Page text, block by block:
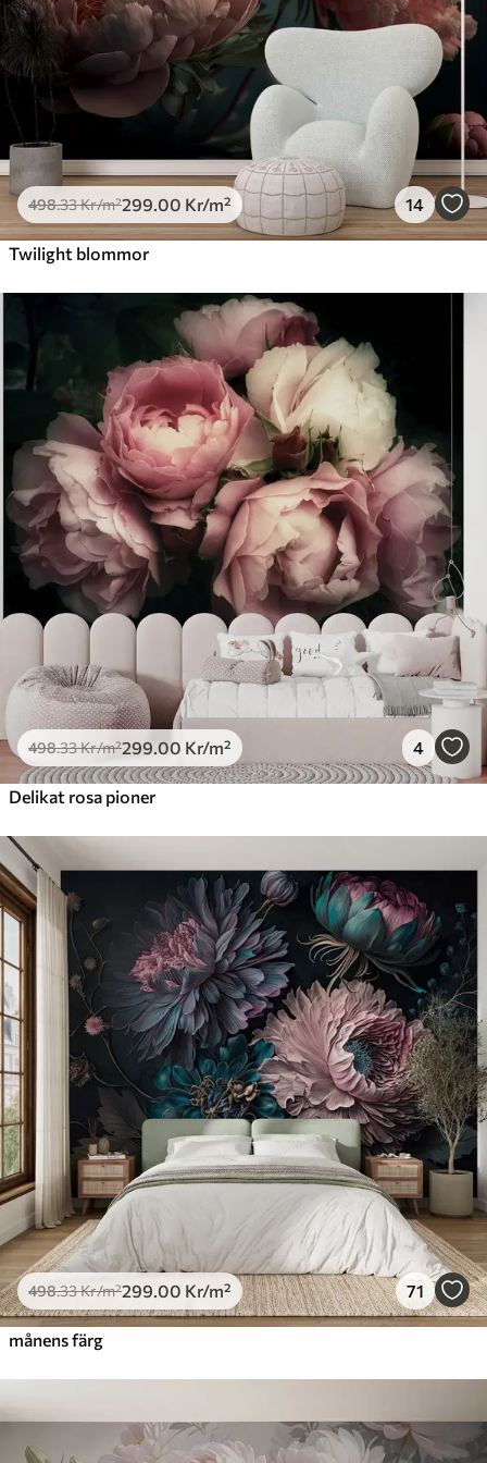
725 .00435.00Kr/m²
Peel and Stick
.00 Kr
498.33Kr/m²299 .00 Kr/m² 14
Twilight blommor
498.33Kr/m²299 .00 Kr/m² 4
Delikat rosa pioner
498.33Kr/m²299 .00 Kr/m² 71
månens färg